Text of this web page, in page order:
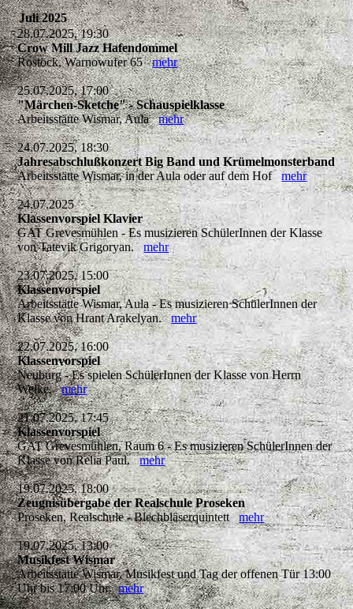
Juli 2025
28.07.2025, 19:30
Crow Mill Jazz Hafendommel
Rostock, Warnowufer 65mehr
25.07.2025, 17:00
"Märchen-Sketche" - Schauspielklasse
Arbeitsstätte Wismar, Aulamehr
24.07.2025, 18:30
Jahresabschlußkonzert Big Band und Krümelmonsterband
Arbeitsstätte Wismar, in der Aula oder auf dem Hofmehr
24.07.2025
Klassenvorspiel Klavier
GAT Grevesmühlen - Es musizieren SchülerInnen der Klasse
von Tatevik Grigoryan.mehr
23.07.2025, 15:00
Klassenvorspiel
Arbeitsstätte Wismar, Aula - Es musizieren SchülerInnen der
Klasse von Hrant Arakelyan.mehr
22.07.2025, 16:00
Klassenvorspiel
Neuburg - Es spielen SchülerInnen der Klasse von Herrn
Welke.mehr
21.07.2025, 17:45
Klassenvorspiel
GAT Grevesmühlen, Raum 6 - Es musizieren SchülerInnen der
Klasse von Relia Paul.mehr
19.07.2025, 18:00
Zeugnisübergabe der Realschule Proseken
Proseken, Realschule - Blechbläserquintettmehr
19.07.2025, 13:00
Musikfest Wismar
Arbeitsstätte Wismar, Musikfest und Tag der offenen Tür 13:00
Uhr bis 17:00 Uhrmehr